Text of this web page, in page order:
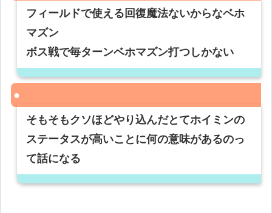
フィールドで使える回復魔法ないからなベホ
マズン
ボス戦で毎ターンベホマズン打つしかない
そもそもクソほどやり込んだとてホイミンの
ステータスが高いことに何の意味があるのっ
て話になる